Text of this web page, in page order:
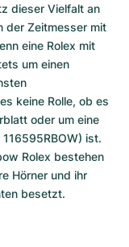
dieser Vielfalt an
der Zeitmesser mit
eine Rolex mit
um einen
keine Rolle, ob es
oder um eine
116595RBOW) ist.
Rolex bestehen
Hörner und ihr
besetzt.